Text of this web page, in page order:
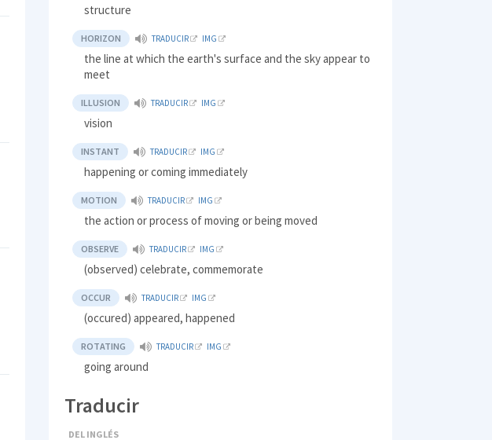
structure
HORIZON TRADUCIR IMG
the line at which the earth's surface and the sky appear to
meet
ILLUSION TRADUCIR IMG
vision
INSTANT TRADUCIR IMG
happening or coming immediately
MOTION TRADUCIR IMG
the action or process of moving or being moved
OBSERVE TRADUCIR IMG
(observed) celebrate, commemorate
OCCUR TRADUCIR IMG
(occured) appeared, happened
ROTATING TRADUCIR IMG
going around
Traducir
DEL INGLÉS